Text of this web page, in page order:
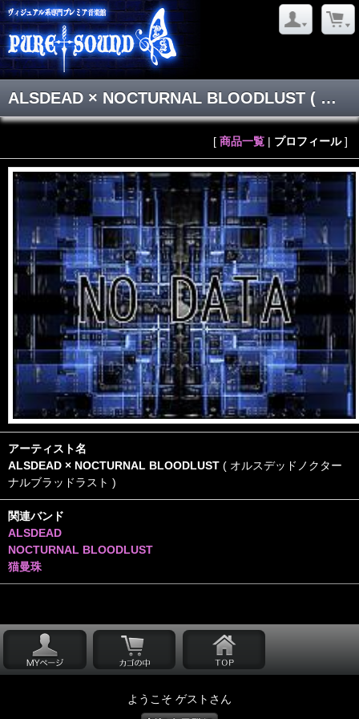
ALSDEAD × NOCTURNAL BLOODLUST ( オルスデッドノクターナルブラッドラスト )
[ 商品一覧 | プロフィール]
アーティスト名
ALSDEAD × NOCTURNAL BLOODLUST ( オルスデッドノクター
ナルブラッドラスト )
関連バンド
ALSDEAD
NOCTURNAL BLOODLUST
猫曼珠
ようこそ ゲストさん